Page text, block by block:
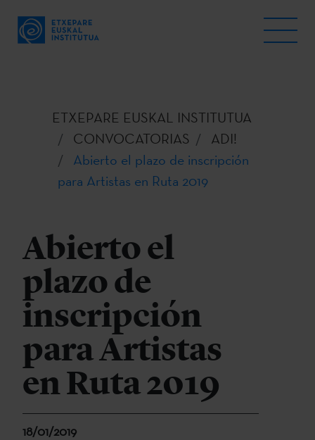
ETXEPARE EUSKAL INSTITUTUA
CONVOCATORIAS
ADI!
Abierto el plazo de inscripción
para Artistas en Ruta 2019
Abierto el
plazo de
inscripción
para Artistas
en Ruta 2019
18/01/2019